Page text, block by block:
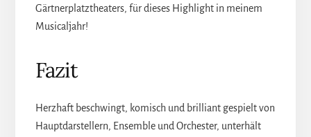
Gärtnerplatztheaters, für dieses Highlight in meinem
Musicaljahr!
Fazit
Herzhaft beschwingt, komisch und brilliant gespielt von
Hauptdarstellern, Ensemble und Orchester, unterhält